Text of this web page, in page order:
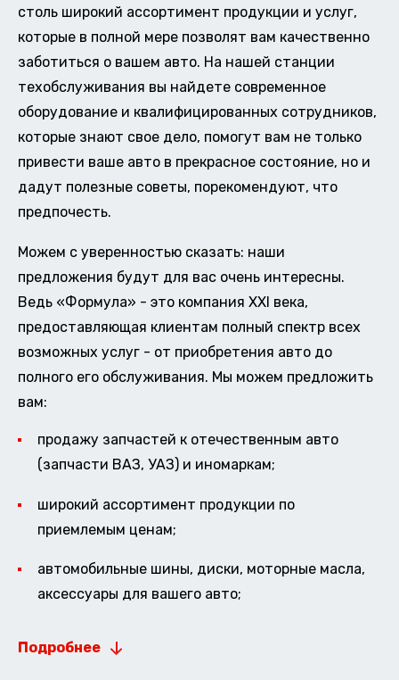
столь широкий ассортимент продукции и услуг,
которые в полной мере позволят вам качественно
заботиться о вашем авто. На нашей станции
техобслуживания вы найдете современное
оборудование и квалифицированных сотрудников,
которые знают свое дело, помогут вам не только
привести ваше авто в прекрасное состояние, но и
дадут полезные советы, порекомендуют, что
предпочесть.
Можем с уверенностью сказать: наши
предложения будут для вас очень интересны.
Ведь «Формула» - это компания XXI века,
предоставляющая клиентам полный спектр всех
возможных услуг - от приобретения авто до
полного его обслуживания. Мы можем предложить
вам:
продажу запчастей к отечественным авто
(запчасти ВАЗ, УАЗ) и иномаркам;
широкий ассортимент продукции по
приемлемым ценам;
автомобильные шины, диски, моторные масла,
аксессуары для вашего авто;
Подробнее